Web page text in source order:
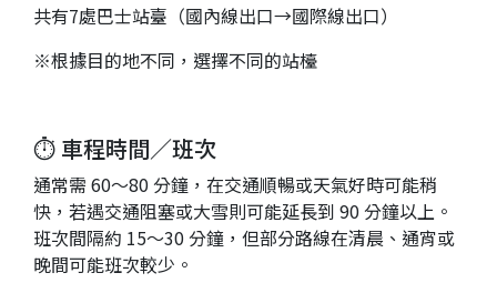
共有7處巴士站臺（國內線出口→國際線出口）
※根據目的地不同，選擇不同的站檯
⏱ 車程時間／班次
通常需 60～80 分鐘，在交通順暢或天氣好時可能稍
快，若遇交通阻塞或大雪則可能延長到 90 分鐘以上。
班次間隔約 15～30 分鐘，但部分路線在清晨、通宵或
晚間可能班次較少。